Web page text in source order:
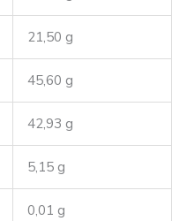
21,50 g
45,60 g
42,93 g
5,15 g
0,01 g